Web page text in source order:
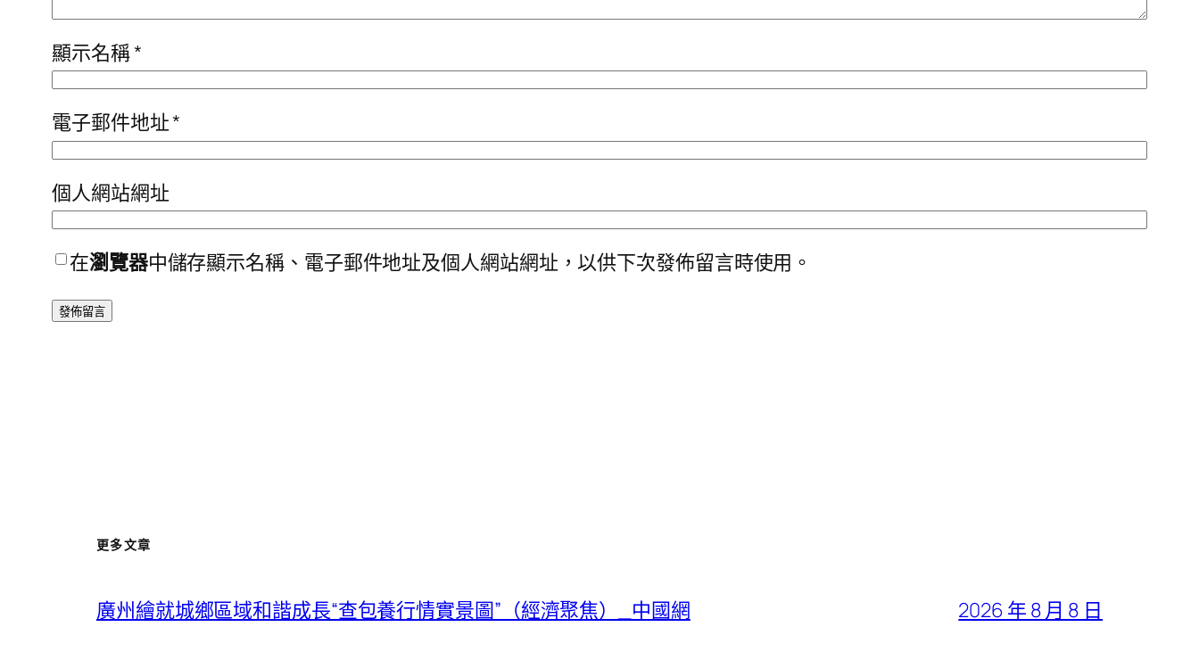
顯示名稱*
電子郵件地址*
個人網站網址
在瀏覽器中儲存顯示名稱、電子郵件地址及個人網站網址，以供下次發佈留言時使用。
更多文章
廣州繪就城鄉區域和諧成長“查包養行情實景圖”（經濟聚焦）_中國網 2026 年 8 月 8 日